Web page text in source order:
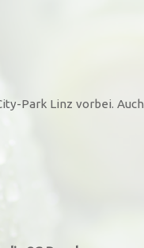
Park Linz vorbei. Auch